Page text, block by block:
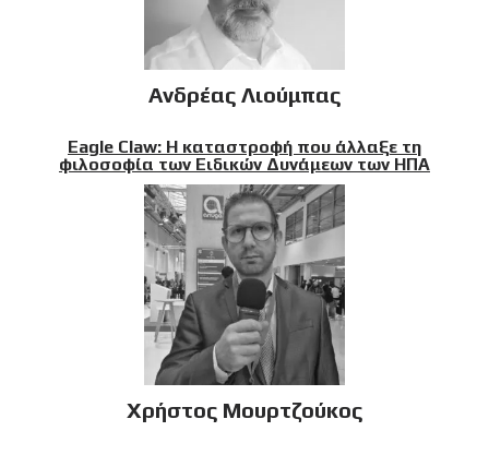
Ανδρέας Λιούμπας
Eagle Claw: Η καταστροφή που άλλαξε τη
φιλοσοφία των Ειδικών Δυνάμεων των ΗΠΑ
Χρήστος Μουρτζούκος